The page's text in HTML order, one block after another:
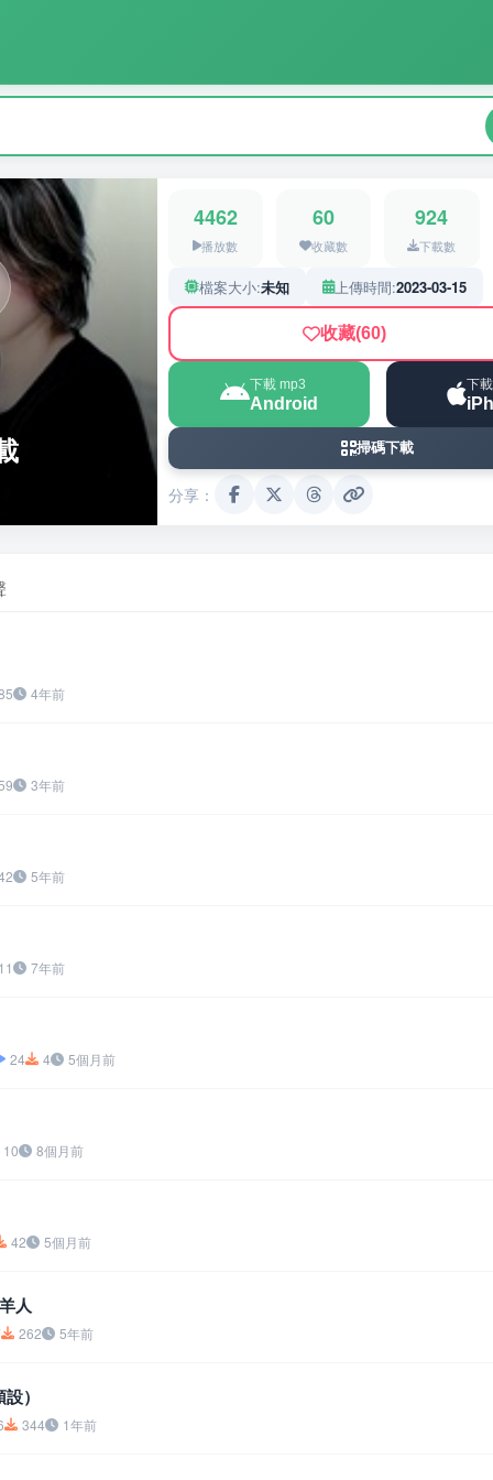
4462
播放數
60
收藏數
924
下載數
檔案大小:未知 上傳時間:2023-03-15
收藏(60)
下載 mp3
Android
下
掃碼下載
分享：
4年前
3年前
5年前
7年前
24 4 5個月前
10 8個月前
42 5個月前
人
262 5年前
）
344 1年前